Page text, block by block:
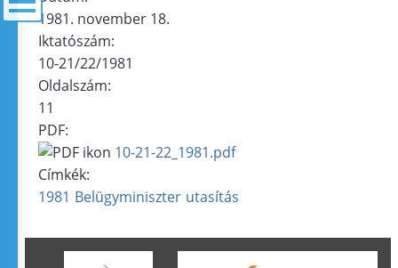
1981. november 18.
Iktatószám:
10-21/22/1981
Oldalszám:
11
PDF:
10-21-22_1981.pdf
Címkék:
1981 Belügyminiszter utasítás